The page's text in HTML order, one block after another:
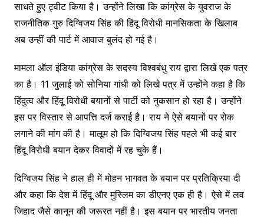
साधते हुए ट्वीट किया है। उन्होंने लिखा कि कांग्रेस के युवराज के
राजनीतिक गुरु दिग्विजय सिंह की हिंदू विरोधी मानसिकता के खिलाब
अब उन्हीं की पार्ट में आवाज बुलंद हो गई है।
मामला ऑल इंडिया कांग्रेस के सदस्‍य विश्‍वबंधु राय द्वारा लिखे एक पत्र
का है। 11 जुलाई को सोनिया गांधी को लिखे पत्र में उन्होंने कहा है कि
हिंदुत्‍व और हिंदू विरोधी बयानों से पार्टी को नुकसान हो रहा है। उन्‍होंने
इस पर विस्‍तार से आपत्ति दर्ज कराई है। राय ने ऐसे बयानों पर रोक
लगाने की मांग की है। मालूम हो कि दिग्विजय सिंह पहले भी कई बार
हिंदू विरोधी बयान देकर विवादों में रह चुके हैं।
दिग्विजय सिंह ने हाल ही में मोहन भागवत के बयान पर प्रतिक्रिया दी
और कहा कि देश में हिंदू और मुस्लिम का डीएनए एक ही है। ऐसे में लव
जिहाद जैसे कानून की जरूरत नहीं है। इस बयान पर भारतीय जनता